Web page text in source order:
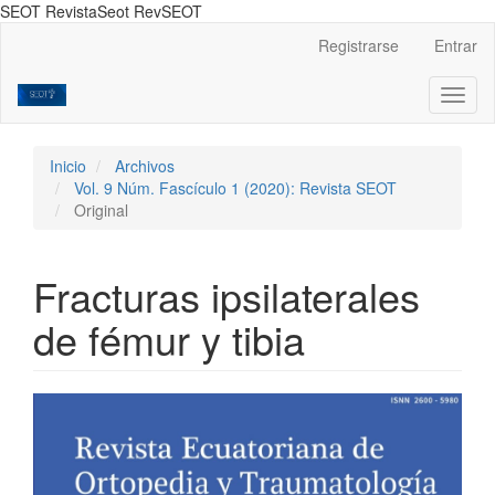
SEOT RevistaSeot RevSEOT
principal
Barra
Registrarse Entrar
Inicio
Archivos
Vol. 9 Núm. Fascículo 1 (2020): Revista SEOT
Original
Fracturas ipsilaterales
de fémur y tibia
lateral
del